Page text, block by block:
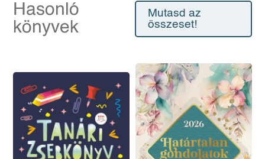
Hasonló
könyvek
Mutasd az
összeset!